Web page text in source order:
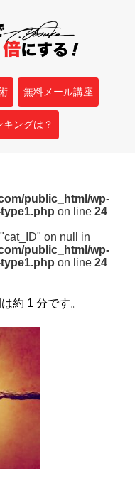
無料メール講座
キングは？
public_html/wp-
on line 24
on null in
public_html/wp-
on line 24
約 1 分です。